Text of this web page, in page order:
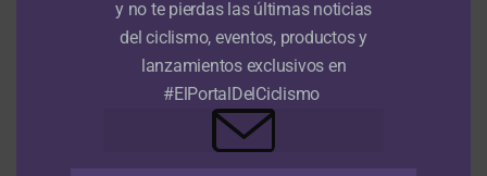
52 29 COL19930605 OCHOA,Diego Antonio NOVAT
MOVISTAR TEAM AMERICA 4:25
DE CAMPEONES LOT-IND 4:26
54 7 COL19850517 ROLDAN,Wbeimar ELITE EPM-TIGO-
y no te pierdas las últimas noticias
del ciclismo, eventos, productos y
lanzamientos exclusivos en
#ElPortalDelCiclismo